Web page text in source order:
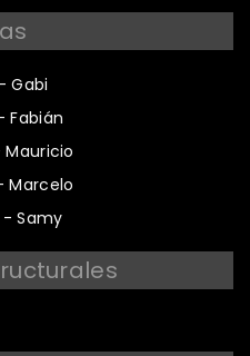
Gabi
Fabián
Mauricio
Marcelo
Samy